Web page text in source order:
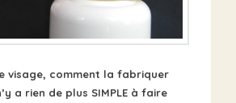
visage, comment la fabriquer
a rien de plus SIMPLE à faire